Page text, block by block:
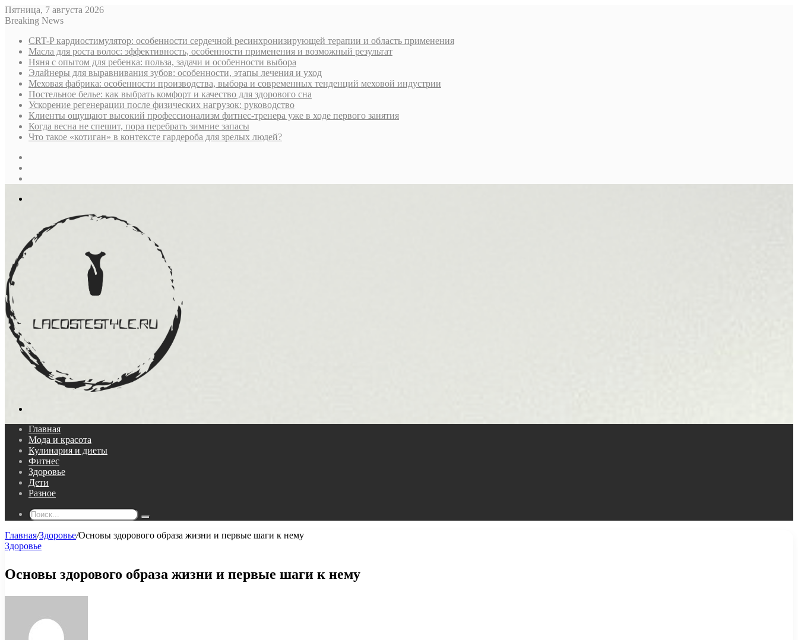
Пятница, 7 августа 2026
Breaking News
CRT-P кардиостимулятор: особенности сердечной ресинхронизирующей терапии и область применения
Масла для роста волос: эффективность, особенности применения и возможный результат
Няня с опытом для ребенка: польза, задачи и особенности выбора
Элайнеры для выравнивания зубов: особенности, этапы лечения и уход
Меховая фабрика: особенности производства, выбора и современных тенденций меховой индустрии
Постельное белье: как выбрать комфорт и качество для здорового сна
Ускорение регенерации после физических нагрузок: руководство
Клиенты ощущают высокий профессионализм фитнес-тренера уже в ходе первого занятия
Когда весна не спешит, пора перебрать зимние запасы
Что такое «котиган» в контексте гардероба для зрелых людей?
Главная
Мода и красота
Кулинария и диеты
Фитнес
Здоровье
Дети
Разное
Поиск...
Главная/Здоровье/Основы здорового образа жизни и первые шаги к нему
Здоровье
Основы здорового образа жизни и первые шаги к нему